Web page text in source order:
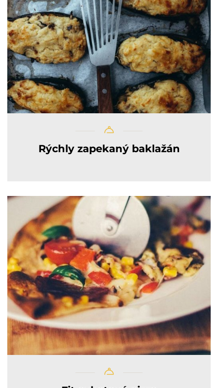
Rýchly zapekaný baklažán